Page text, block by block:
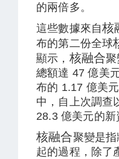
的兩倍多。
這些數據來自核
布的第二份全球
顯示， 核融合聚
總額達 47 億美
布的 1.17 億美
中，自上次調查
28.3 億美元的新
核融合聚變是
起的過程，除了